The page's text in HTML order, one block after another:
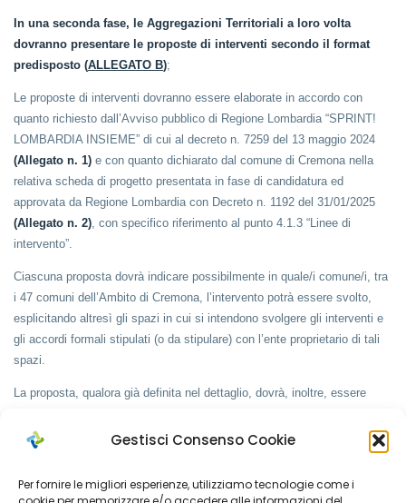
Gestisci Consenso Cookie
Per fornire le migliori esperienze, utilizziamo tecnologie come i
In una seconda fase, le Aggregazioni Territoriali a loro volta
dovranno presentare le proposte di interventi secondo il format
predisposto (ALLEGATO B);
Le proposte di interventi dovranno essere elaborate in accordo con
quanto richiesto dall’Avviso pubblico di Regione Lombardia “SPRINT!
LOMBARDIA INSIEME” di cui al decreto n. 7259 del 13 maggio 2024
(Allegato n. 1) e con quanto dichiarato dal comune di Cremona nella
relativa scheda di progetto presentata in fase di candidatura ed
approvata da Regione Lombardia con Decreto n. 1192 del 31/01/2025
(Allegato n. 2) , con specifico riferimento al punto 4.1.3 “Linee di
intervento”.
Ciascuna proposta dovrà indicare possibilmente in quale/i comune/i, tra
i 47 comuni dell’Ambito di Cremona, l’intervento potrà essere svolto,
esplicitando altresì gli spazi in cui si intendono svolgere gli interventi e
gli accordi formali stipulati (o da stipulare) con l’ente proprietario di tali
spazi.
La proposta, qualora già definita nel dettaglio, dovrà, inoltre, essere
interventi proposti per la gestione del servizio in parola, espressi in